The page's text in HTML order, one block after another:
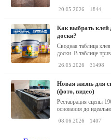
20.05.2026 1844
как выбрать клей для паркета или паркетной
доски?
Сводная таблица
доски. В таблице
26.05.2026 31498
новая жизнь для сцены, все этапы паркетных работ
(фото, видео)
Реставрация сцены
основания до
08.06.2026 1407